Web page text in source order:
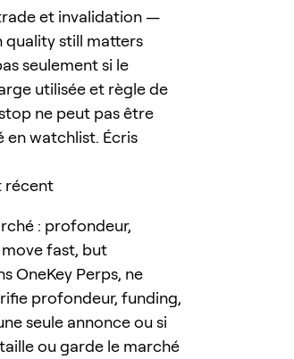
et invalidation —
quality still matters
seulement si le
utilisée et règle de
ne peut pas être
en watchlist. Écris
récent
: profondeur,
fast, but
OneKey Perps, ne
profondeur, funding,
seule annonce ou si
ou garde le marché